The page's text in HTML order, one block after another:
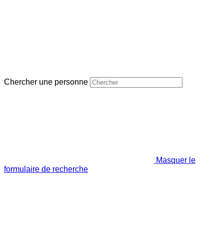
Chercher une personne
Masquer le
formulaire de recherche